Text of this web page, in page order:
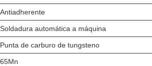
Antiadherente
Soldadura automática a máquina
Punta de carburo de tungsteno
65Mn